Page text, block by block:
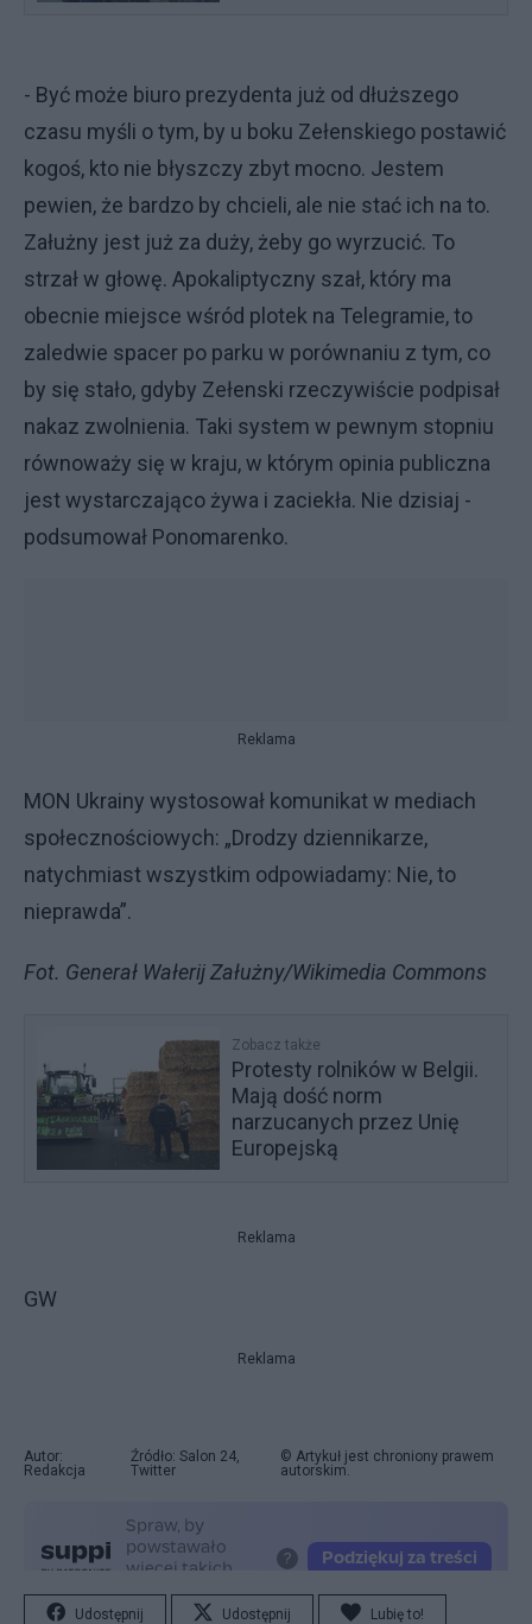
- Być może biuro prezydenta już od dłuższego
czasu myśli o tym, by u boku Zełenskiego postawić
kogoś, kto nie błyszczy zbyt mocno. Jestem
pewien, że bardzo by chcieli, ale nie stać ich na to.
Załużny jest już za duży, żeby go wyrzucić. To
strzał w głowę. Apokaliptyczny szał, który ma
obecnie miejsce wśród plotek na Telegramie, to
zaledwie spacer po parku w porównaniu z tym, co
by się stało, gdyby Zełenski rzeczywiście podpisał
nakaz zwolnienia. Taki system w pewnym stopniu
równoważy się w kraju, w którym opinia publiczna
jest wystarczająco żywa i zaciekła. Nie dzisiaj -
podsumował Ponomarenko.
Reklama
MON Ukrainy wystosował komunikat w mediach
społecznościowych: „Drodzy dziennikarze,
natychmiast wszystkim odpowiadamy: Nie, to
nieprawda”.
Fot. Generał Wałerij Załużny/Wikimedia Commons
Zobacz także
Protesty rolników w Belgii.
Mają dość norm
narzucanych przez Unię
Europejską
Reklama
GW
Reklama
Autor:
Redakcja
Źródło: Salon 24,
Twitter
© Artykuł jest chroniony prawem
autorskim.
Udostępnij Udostępnij Lubię to!